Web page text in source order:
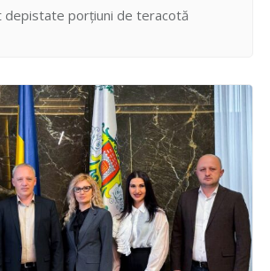
depistate porțiuni de teracotă
Fapt pentru care am insistat ca
al scării. Subsidiar, ținând cont de
finală…